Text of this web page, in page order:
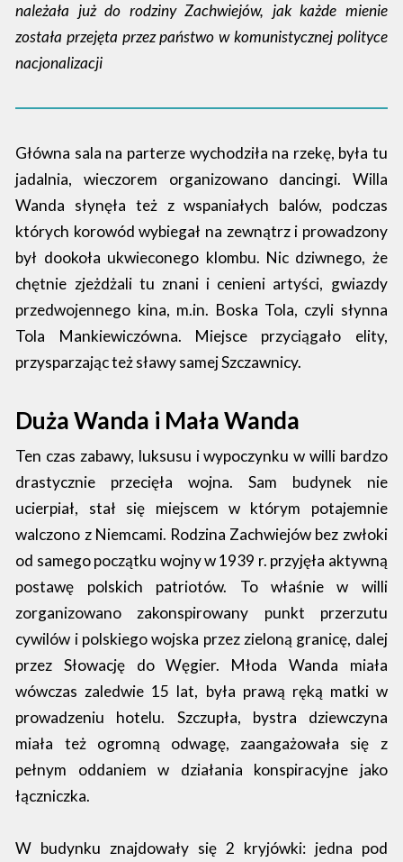
należała już do rodziny Zachwiejów, jak każde mienie
została przejęta przez państwo w komunistycznej polityce
nacjonalizacji
Główna sala na parterze wychodziła na rzekę, była tu
jadalnia, wieczorem organizowano dancingi. Willa
Wanda słynęła też z wspaniałych balów, podczas
których korowód wybiegał na zewnątrz i prowadzony
był dookoła ukwieconego klombu. Nic dziwnego, że
chętnie zjeżdżali tu znani i cenieni artyści, gwiazdy
przedwojennego kina, m.in. Boska Tola, czyli słynna
Tola Mankiewiczówna. Miejsce przyciągało elity,
przysparzając też sławy samej Szczawnicy.
Duża Wanda i Mała Wanda
Ten czas zabawy, luksusu i wypoczynku w willi bardzo
drastycznie przecięła wojna. Sam budynek nie
ucierpiał, stał się miejscem w którym potajemnie
walczono z Niemcami. Rodzina Zachwiejów bez zwłoki
od samego początku wojny w 1939 r. przyjęła aktywną
postawę polskich patriotów. To właśnie w willi
zorganizowano zakonspirowany punkt przerzutu
cywilów i polskiego wojska przez zieloną granicę, dalej
przez Słowację do Węgier. Młoda Wanda miała
wówczas zaledwie 15 lat, była prawą ręką matki w
prowadzeniu hotelu. Szczupła, bystra dziewczyna
miała też ogromną odwagę, zaangażowała się z
pełnym oddaniem w działania konspiracyjne jako
łączniczka.
W budynku znajdowały się 2 kryjówki: jedna pod